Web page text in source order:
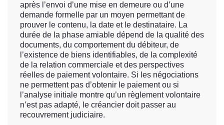
après l’envoi d’une mise en demeure ou d’une
demande formelle par un moyen permettant de
prouver le contenu, la date et le destinataire. La
durée de la phase amiable dépend de la qualité des
documents, du comportement du débiteur, de
l’existence de biens identifiables, de la complexité
de la relation commerciale et des perspectives
réelles de paiement volontaire. Si les négociations
ne permettent pas d’obtenir le paiement ou si
l’analyse initiale montre qu’un règlement volontaire
n’est pas adapté, le créancier doit passer au
recouvrement judiciaire.